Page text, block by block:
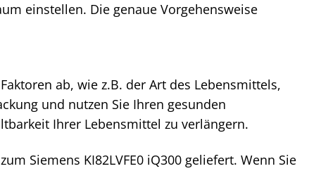
einstellen. Die genaue Vorgehensweise
ab, wie z.B. der Art des Lebensmittels,
und nutzen Sie Ihren gesunden
Ihrer Lebensmittel zu verlängern.
Siemens KI82LVFE0 iQ300 geliefert. Wenn Sie